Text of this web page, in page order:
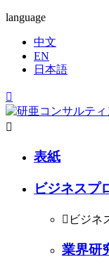
language
中文
EN
日本語


表紙
ビジネスプ
 ビジネ
業界研